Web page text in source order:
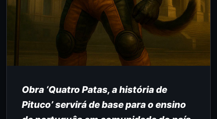
Obra ‘Quatro Patas, a história de
Pituco’ servirá de base para o ensino